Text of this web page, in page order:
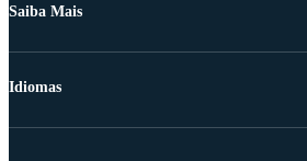
Saiba Mais
Idiomas